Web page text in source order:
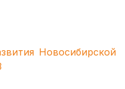
Новосибирской